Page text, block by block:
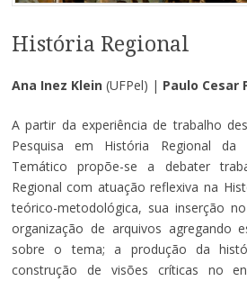
História Regional
Ana Inez Klein(UFPel) | Paulo Cesar
A partir da experiência de trabalho
Pesquisa em História Regional da
Temático propõe-se a debater
Regional com atuação reflexiva na
teórico-metodológica, sua inserção
organização de arquivos agregando
sobre o tema; a produção da
construção de visões críticas no